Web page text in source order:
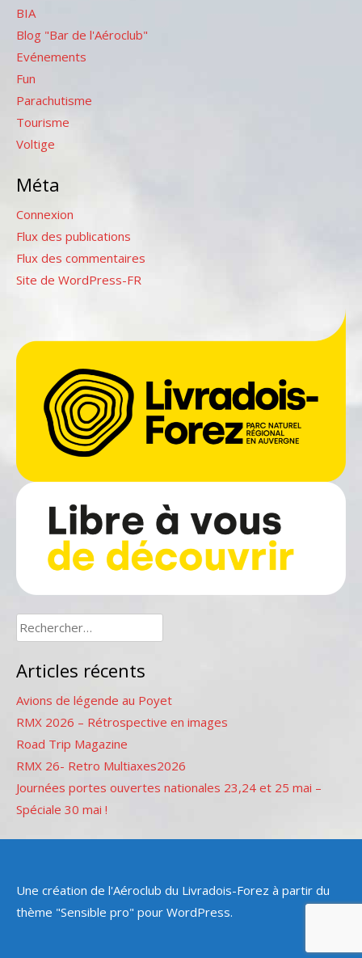
BIA
Blog "Bar de l'Aéroclub"
Evénements
Fun
Parachutisme
Tourisme
Voltige
Méta
Connexion
Flux des publications
Flux des commentaires
Site de WordPress-FR
Rechercher :
Articles récents
Avions de légende au Poyet
RMX 2026 – Rétrospective en images
Road Trip Magazine
RMX 26- Retro Multiaxes2026
Journées portes ouvertes nationales 23,24 et 25 mai –
Spéciale 30 mai !
Une création de l'Aéroclub du Livradois-Forez à partir du
thème "Sensible pro" pour WordPress.